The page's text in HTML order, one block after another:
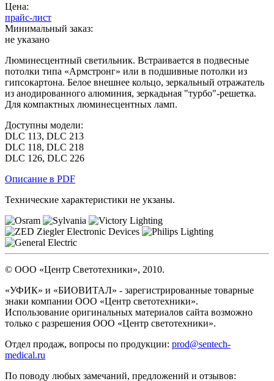
Цена:
прайс-лист
Минимальный заказ:
не указано
Люминесцентный светильник. Встраивается в подвесные
потолки типа «Армстронг» или в подшивные потолки из
гипсокартона. Белое внешнее кольцо, зеркальный отражатель
из анодированного алюминия, зеркадьная "турбо"-решетка.
Для компактных люминесцентных ламп.
Доступны модели:
DLC 113, DLC 213
DLC 118, DLC 218
DLC 126, DLC 226
Описание в PDF
Технические характеристики не укзаны.
© ООО «Центр Светотехники», 2010.
«УФИК» и «БИОВИТАЛ» - зарегистрированные товарные
знаки компании ООО «Центр светотехники».
Использование оригинальных материалов сайта возможно
только с разрешения ООО «Центр светотехники».
Отдел продаж, вопросы по продукции: prod@sentech-
medical.ru
По поводу любых замечаний, предложений и отзывов: